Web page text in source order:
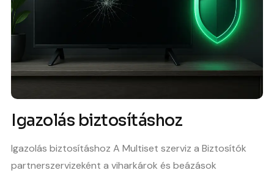
Igazolás biztosításhoz
Igazolás biztosításhoz A Multiset szerviz a Biztosítók
partnerszervizeként a viharkárok és beázások